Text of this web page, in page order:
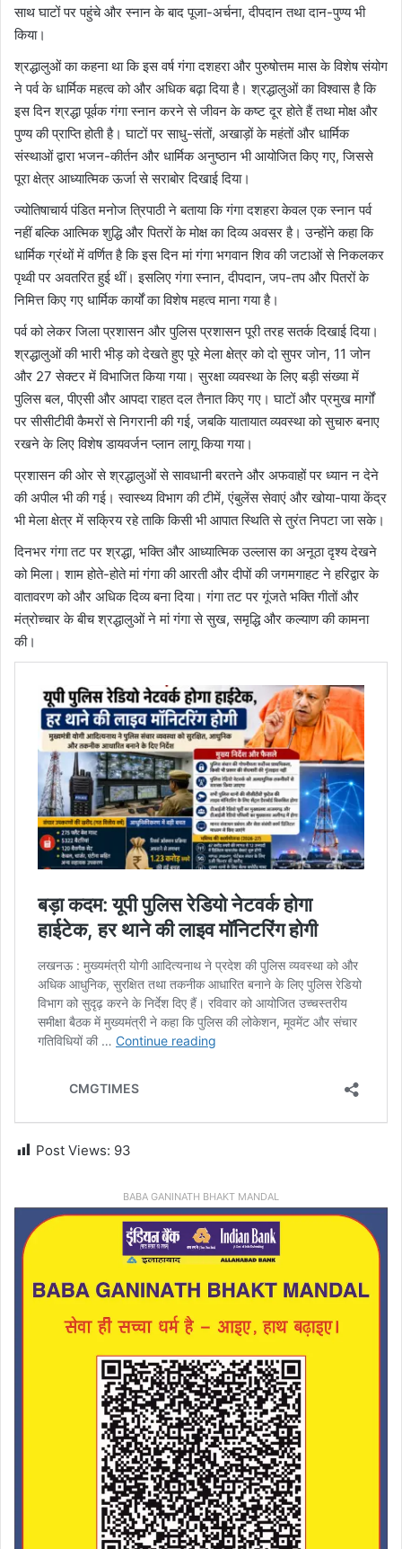
साथ घाटों पर पहुंचे और स्नान के बाद पूजा-अर्चना, दीपदान तथा दान-पुण्य भी
किया।
श्रद्धालुओं का कहना था कि इस वर्ष गंगा दशहरा और पुरुषोत्तम मास के विशेष संयोग
ने पर्व के धार्मिक महत्व को और अधिक बढ़ा दिया है। श्रद्धालुओं का विश्वास है कि
इस दिन श्रद्धा पूर्वक गंगा स्नान करने से जीवन के कष्ट दूर होते हैं तथा मोक्ष और
पुण्य की प्राप्ति होती है। घाटों पर साधु-संतों, अखाड़ों के महंतों और धार्मिक
संस्थाओं द्वारा भजन-कीर्तन और धार्मिक अनुष्ठान भी आयोजित किए गए, जिससे
पूरा क्षेत्र आध्यात्मिक ऊर्जा से सराबोर दिखाई दिया।
ज्योतिषाचार्य पंडित मनोज त्रिपाठी ने बताया कि गंगा दशहरा केवल एक स्नान पर्व
नहीं बल्कि आत्मिक शुद्धि और पितरों के मोक्ष का दिव्य अवसर है। उन्होंने कहा कि
धार्मिक ग्रंथों में वर्णित है कि इस दिन मां गंगा भगवान शिव की जटाओं से निकलकर
पृथ्वी पर अवतरित हुई थीं। इसलिए गंगा स्नान, दीपदान, जप-तप और पितरों के
निमित्त किए गए धार्मिक कार्यों का विशेष महत्व माना गया है।
पर्व को लेकर जिला प्रशासन और पुलिस प्रशासन पूरी तरह सतर्क दिखाई दिया।
श्रद्धालुओं की भारी भीड़ को देखते हुए पूरे मेला क्षेत्र को दो सुपर जोन, 11 जोन
और 27 सेक्टर में विभाजित किया गया। सुरक्षा व्यवस्था के लिए बड़ी संख्या में
पुलिस बल, पीएसी और आपदा राहत दल तैनात किए गए। घाटों और प्रमुख मार्गों
पर सीसीटीवी कैमरों से निगरानी की गई, जबकि यातायात व्यवस्था को सुचारु बनाए
रखने के लिए विशेष डायवर्जन प्लान लागू किया गया।
प्रशासन की ओर से श्रद्धालुओं से सावधानी बरतने और अफवाहों पर ध्यान न देने
की अपील भी की गई। स्वास्थ्य विभाग की टीमें, एंबुलेंस सेवाएं और खोया-पाया केंद्र
भी मेला क्षेत्र में सक्रिय रहे ताकि किसी भी आपात स्थिति से तुरंत निपटा जा सके।
दिनभर गंगा तट पर श्रद्धा, भक्ति और आध्यात्मिक उल्लास का अनूठा दृश्य देखने
को मिला। शाम होते-होते मां गंगा की आरती और दीपों की जगमगाहट ने हरिद्वार के
वातावरण को और अधिक दिव्य बना दिया। गंगा तट पर गूंजते भक्ति गीतों और
मंत्रोच्चार के बीच श्रद्धालुओं ने मां गंगा से सुख, समृद्धि और कल्याण की कामना
की।
Post Views: 93
BABA GANINATH BHAKT MANDAL